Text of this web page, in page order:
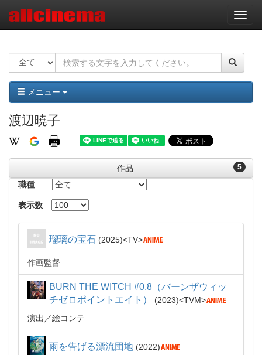
ナ
ビ
ー
ョ
ン
メニュー
渡辺暁子
5
作品
職種
表示数
瑠璃の宝石 2025 TV
作画監督
BURN THE WITCH #0.8（バーンザウィッ
チゼロポイントエイト）
2023
TVM
演出
絵コンテ
雨を告げる漂流団地 2022